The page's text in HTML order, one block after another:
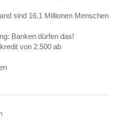
sind 16,1 Millionen Menschen
Banken dürfen das!
von 2.500 ab